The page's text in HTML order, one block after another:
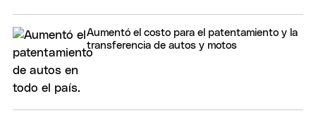
Aumentó el costo para el patentamiento y la
transferencia de autos y motos